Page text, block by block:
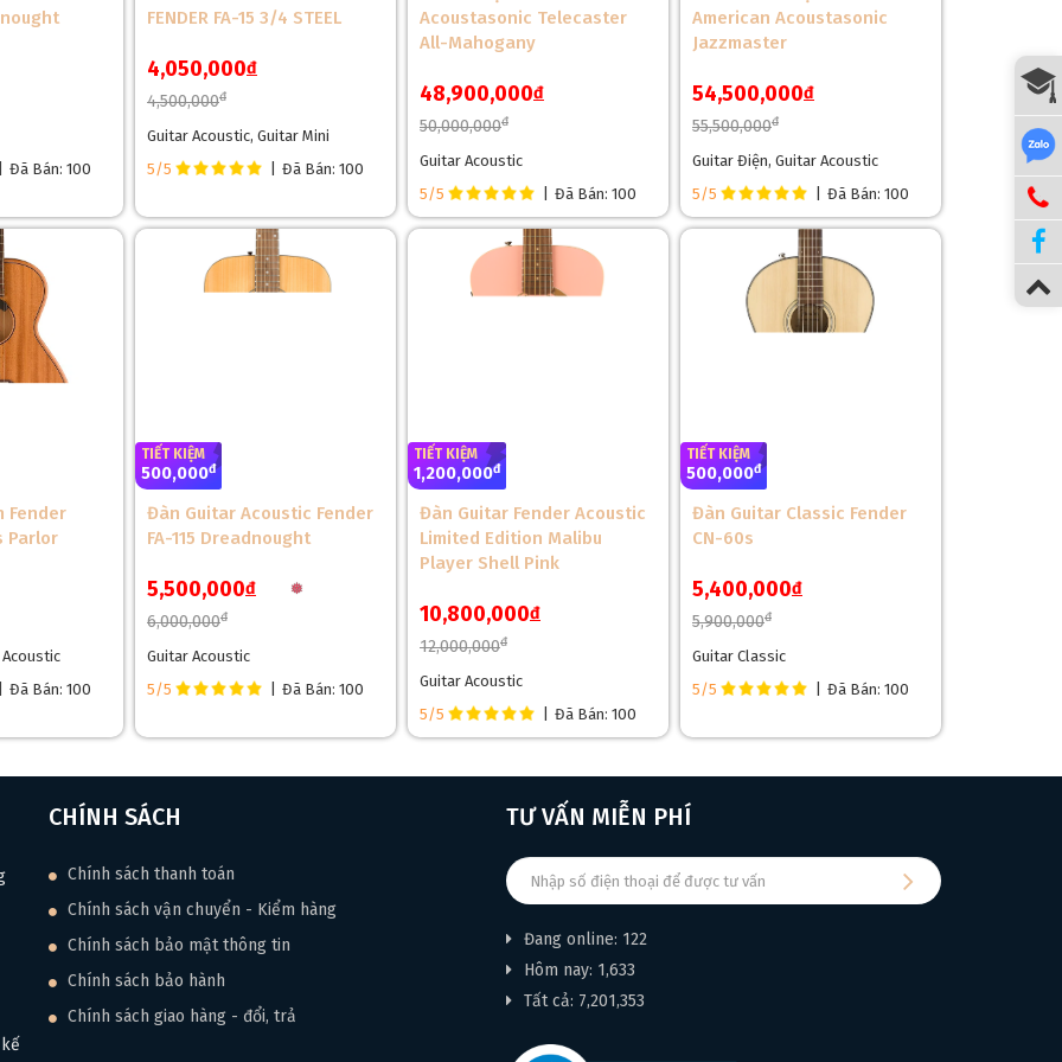
đáp ứng chất âm phong phú. Lưng hong của cây đàn này cũng được làm từ gỗ Solid Mahogany. Điều này tạo ra một sự
cây đàn. không chỉ mang đến âm thanh ấm áp, giàu sắc thái như đã đề cập ở trên, mà còn giúp tăng cường sự phản
có khả năng chống chịu với nhiệt độ môi trường tự nhiên cực kỳ tốt, đáp ứng được vấn đề chơi lâu dài mà không lo
Đã Bán: 100
FENDER FA-15 3/4 STEEL
4,050,000đ
4,500,000đ
Guitar Acoustic, Guitar Mini
5/5
Đã Bán: 100
Acoustasonic Telecaster
All-Mahogany
48,900,000đ
50,000,000đ
Guitar Acoustic
5/5
Đã Bán: 100
American Acoustasonic
Jazzmaster
54,500,000đ
55,500,000đ
Guitar Điện, Guitar Acoustic
5/5
Đã Bán: 100
Fender
Parlor
Đã Bán: 100
TIẾT KIỆM
500,000đ
Đàn Guitar Acoustic Fender
FA-115 Dreadnought
5,500,000đ
6,000,000đ
Guitar Acoustic
5/5
Đã Bán: 100
TIẾT KIỆM
1,200,000đ
Đàn Guitar Fender Acoustic
Limited Edition Malibu
Player Shell Pink
10,800,000đ
12,000,000đ
Guitar Acoustic
5/5
Đã Bán: 100
TIẾT KIỆM
500,000đ
Đàn Guitar Classic Fender
CN-60s
5,400,000đ
5,900,000đ
Guitar Classic
5/5
Đã Bán: 100
CHÍNH SÁCH
Chính sách thanh toán
Chính sách vận chuyển - Kiểm hàng
Chính sách bảo mật thông tin
Chính sách bảo hành
Chính sách giao hàng - đổi, trả
TƯ VẤN MIỄN PHÍ
Đang online: 122
Hôm nay: 1,633
Tất cả: 7,201,353